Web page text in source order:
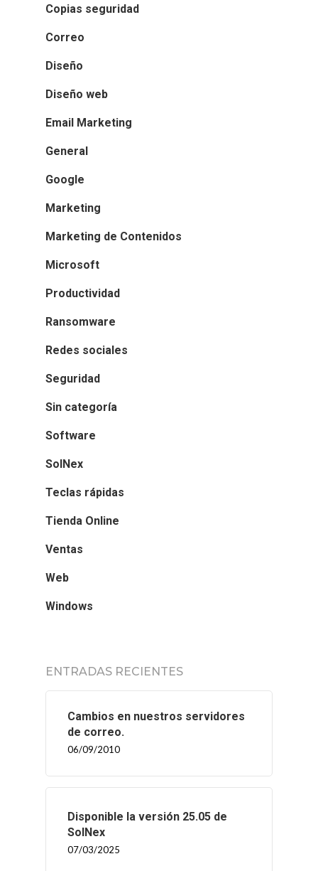
Copias seguridad
Correo
Diseño
Diseño web
Email Marketing
General
Google
Marketing
Marketing de Contenidos
Microsoft
Productividad
Ransomware
Redes sociales
Seguridad
Sin categoría
Software
SolNex
Teclas rápidas
Tienda Online
Ventas
Web
Windows
ENTRADAS RECIENTES
Cambios en nuestros servidores
de correo.
06/09/2010
Disponible la versión 25.05 de
SolNex
07/03/2025